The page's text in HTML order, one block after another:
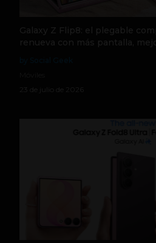
Galaxy Z Flip8: el plegable
renueva con más pantalla,
23 de julio de 2026